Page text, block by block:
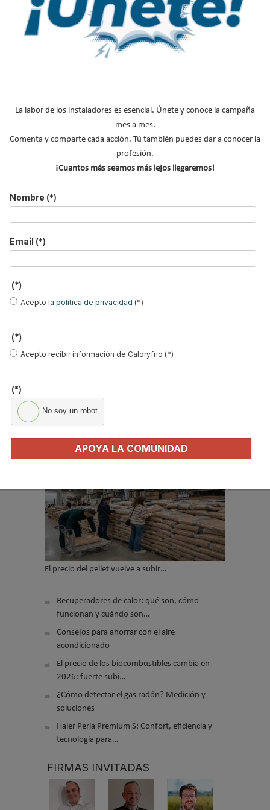
Bomba de calor Inverter
Aire acondicionado conductos
Instalar aire acondicionado
NOTICIAS DESTACADAS
Suscríbete a
nuestros boletines
ACTUALIDAD DEL SECTOR
Ocupación *
Enviar
El precio del pellet vuelve a subir…
Recuperadores de calor: qué son, cómo
funcionan y cuándo son…
Consejos para ahorrar con el aire
acondicionado
El precio de los biocombustibles cambia en
2026: fuerte subi…
¿Cómo detectar el gas radón? Medición y
soluciones
Haier Perla Premium S: Confort, eficiencia y
tecnología para…
FIRMAS INVITADAS
La labor de los instaladores es esencial. Únete y conoce la campaña
mes a mes.
Comenta y comparte cada acción. Tú también puedes dar a conocer la
profesión.
¡Cuantos más seamos más lejos llegaremos!
Nombre (*)
Email (*)
(*)
Acepto la política de privacidad (*)
(*)
Acepto recibir información de Caloryfrio (*)
(*)
No soy un robot
APOYA LA COMUNIDAD